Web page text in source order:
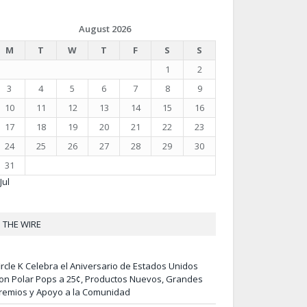
August 2026
M
T W T F S
S
1
2
3
4 5 6 7 8
9
10
11 12 13 14 15
16
17
18 19 20 21 22
23
24
25 26 27 28 29
30
31
THE WIRE
K Celebra el Aniversario de Estados Unidos
Polar Pops a 25¢, Productos Nuevos, Grandes
y Apoyo a la Comunidad